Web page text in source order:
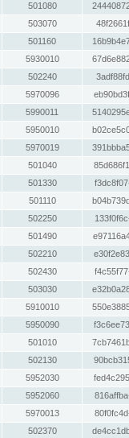
501080
503070
501160
5930010
502240
5970096
5990011
5950010
5970019
501040
501330
501110
502250
501490
502210
502430
503030
5910010
5950090
501010
502130
5952030
5952060
5970013
502370